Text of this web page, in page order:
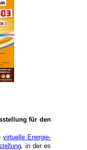
für den
virtuelle Energie-
ellung , in der es